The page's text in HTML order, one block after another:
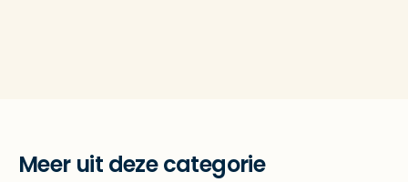
Meer uit deze categorie